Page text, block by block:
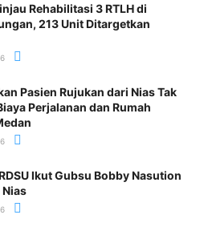
Rehabilitasi 3 RTLH di
213 Unit Ditargetkan
Pasien Rujukan dari Nias Tak
Perjalanan dan Rumah
Ikut Gubsu Bobby Nasution